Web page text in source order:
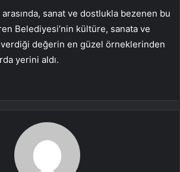
sanat ve dostlukla bezenen bu
Belediyesi’nin kültüre, sanata ve
değerin en güzel örneklerinden
yerini aldı.